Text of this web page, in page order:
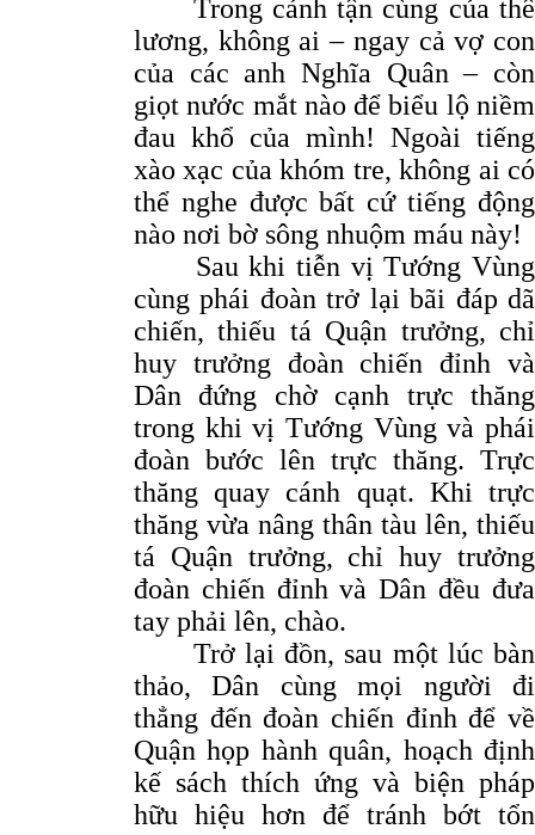
Trong cảnh tận cùng của thê
lương, không ai – ngay cả vợ con
của các anh Nghĩa Quân – còn
giọt nước mắt nào để biểu lộ niềm
đau khổ của mình! Ngoài tiếng
xào xạc của khóm tre, không ai có
thể nghe được bất cứ tiếng động
nào nơi bờ sông nhuộm máu này!
Sau khi tiễn vị Tướng Vùng
cùng phái đoàn trở lại bãi đáp dã
chiến, thiếu tá Quận trưởng, chỉ
huy trưởng đoàn chiến đỉnh và
Dân đứng chờ cạnh trực thăng
trong khi vị Tướng Vùng và phái
đoàn bước lên trực thăng. Trực
thăng quay cánh quạt. Khi trực
thăng vừa nâng thân tàu lên, thiếu
tá Quận trưởng, chỉ huy trưởng
đoàn chiến đỉnh và Dân đều đưa
tay phải lên, chào.
Trở lại đồn, sau một lúc bàn
thảo, Dân cùng mọi người đi
thẳng đến đoàn chiến đỉnh để về
Quận họp hành quân, hoạch định
kế sách thích ứng và biện pháp
hữu hiệu hơn để tránh bớt tổn